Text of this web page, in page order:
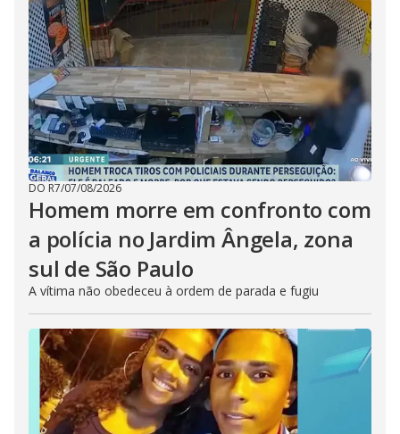
DO R7/07/08/2026
Homem morre em confronto com
a polícia no Jardim Ângela, zona
sul de São Paulo
A vítima não obedeceu à ordem de parada e fugiu